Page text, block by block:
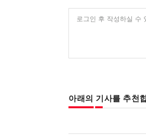
로그인 후 작성하실 수
아래의 기사를 추천